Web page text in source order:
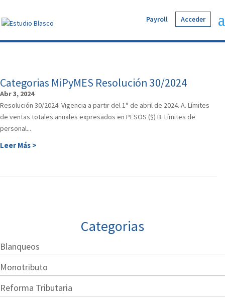
Payroll Acceder
Categorias MiPyMES Resolución 30/2024
Abr 3, 2024
Resolución 30/2024. Vigencia a partir del 1° de abril de 2024. A. Límites
de ventas totales anuales expresados en PESOS ($) B. Límites de
personal...
Leer Más >
Categorias
Blanqueos
Monotributo
Reforma Tributaria